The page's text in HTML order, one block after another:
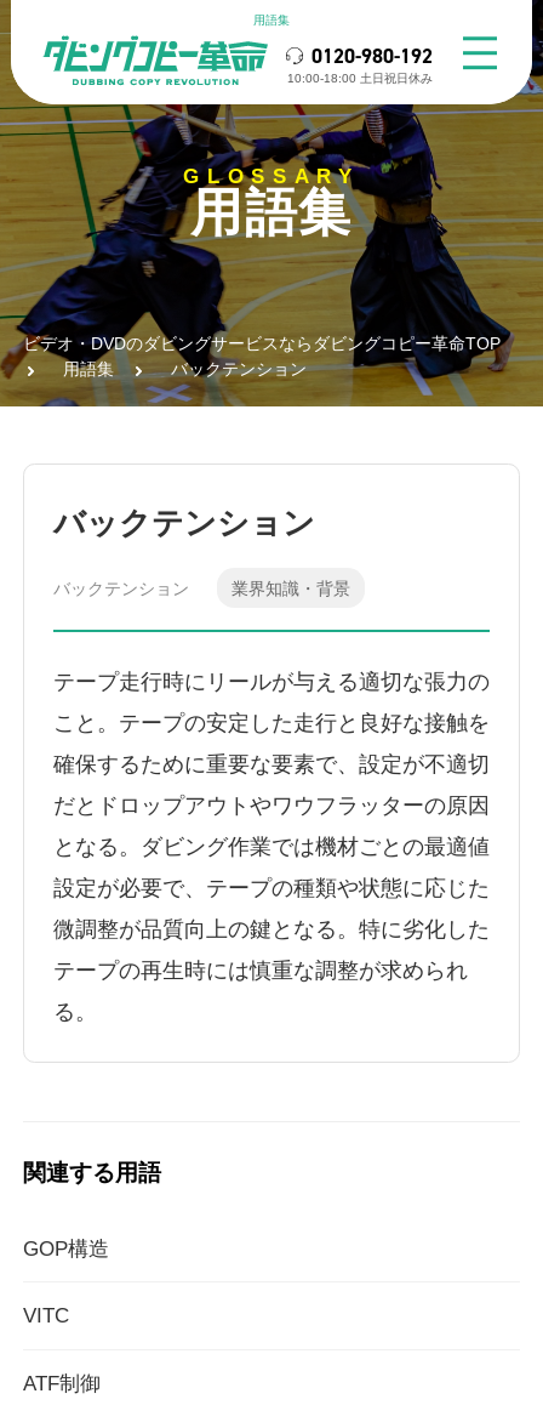
用語集
0120-980-192
10:00-18:00 ⼟⽇祝⽇休み
GLOSSARY
用語集
ビデオ・DVDのダビングサービスならダビングコピー革命TOP
用語集
バックテンション
バックテンション
バックテンション 業界知識・背景
テープ走行時にリールが与える適切な張力の
こと。テープの安定した走行と良好な接触を
確保するために重要な要素で、設定が不適切
だとドロップアウトやワウフラッターの原因
となる。ダビング作業では機材ごとの最適値
設定が必要で、テープの種類や状態に応じた
微調整が品質向上の鍵となる。特に劣化した
テープの再生時には慎重な調整が求められ
る。
関連する用語
GOP構造
VITC
ATF制御